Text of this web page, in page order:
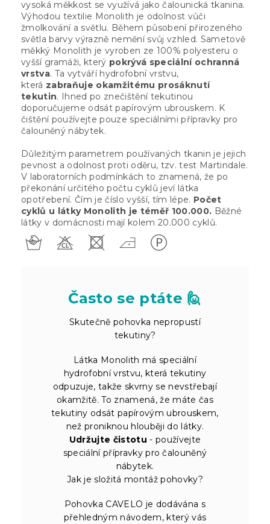
vysoká měkkost se využívá jako čalounická tkanina.
Výhodou textilie Monolith je odolnost vůči
žmolkování a světlu. Během působení přirozeného
světla barvy výrazně nemění svůj vzhled. Sametově
měkký Monolith je vyroben ze 100% polyesteru o
vyšší gramáži, který pokrývá speciální ochranná
vrstva. Ta vytváří hydrofobní vrstvu,
která zabraňuje okamžitému prosáknutí
tekutin. Ihned po znečištění tekutinou
doporučujeme odsát papírovým ubrouskem. K
čištění používejte pouze speciálními přípravky pro
čalouněný nábytek.
Důležitým parametrem používaných tkanin je jejich
pevnost a odolnost proti oděru, tzv. test Martindale.
V laboratorních podmínkách to znamená, že po
překonání určitého počtu cyklů jeví látka
opotřebení. Čím je číslo vyšší, tím lépe. Počet
cyklů u látky Monolith je téměř 100.000. Běžné
látky v domácnosti mají kolem 20.000 cyklů.
Často se ptáte 🙋
Skutečně pohovka nepropustí
tekutiny?
Látka Monolith má speciální
hydrofobní vrstvu, která tekutiny
odpuzuje, takže skvrny se nevstřebají
okamžitě. To znamená, že máte čas
tekutiny odsát papírovým ubrouskem,
než proniknou hlouběji do látky.
Udržujte čistotu - používejte
speciální přípravky pro čalouněný
nábytek.
Jak je složitá montáž pohovky?
Pohovka CAVELO je dodávána s
přehledným návodem, který vás